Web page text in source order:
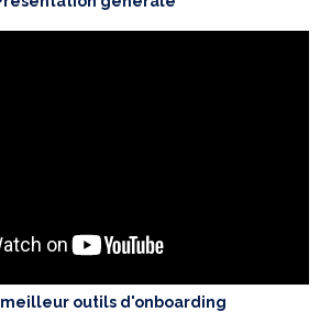
meilleur outils d'onboarding